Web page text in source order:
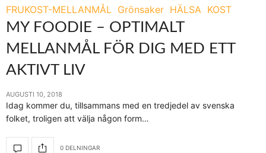
FRUKOST-MELLANMÅL Grönsaker HÄLSA KOST
MY FOODIE – OPTIMALT
MELLANMÅL FÖR DIG MED ETT
AKTIVT LIV
AUGUSTI 10, 2018
Idag kommer du, tillsammans med en tredjedel av svenska
folket, troligen att välja någon form…
0 DELNINGAR